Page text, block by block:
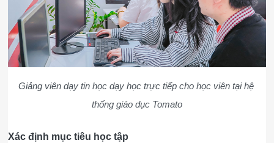
Giảng viên dạy tin học dạy học trực tiếp cho học viên tại hệ
thống giáo dục Tomato
Xác định mục tiêu học tập